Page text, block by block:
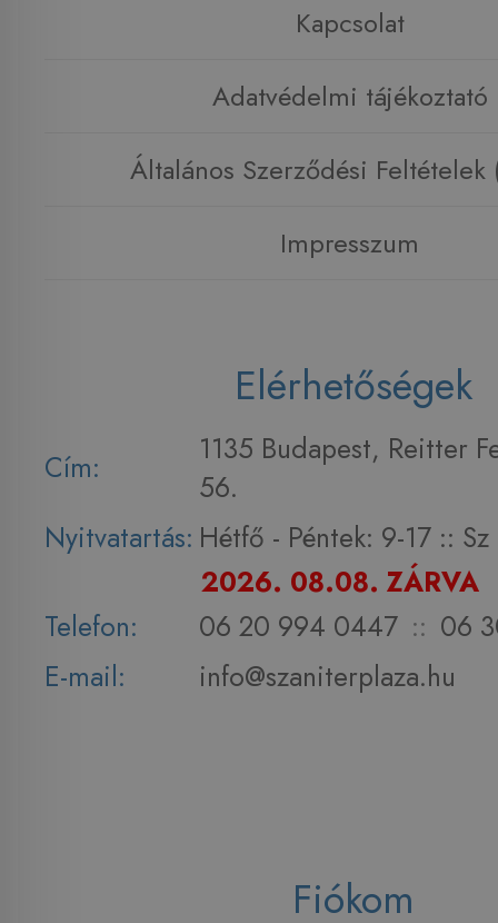
Kapcsolat
Adatvédelmi tájékoztató
Általános Szerződési Feltételek
Impresszum
Elérhetőségek
Cím:
1135 Budapest, Reitter
56.
Nyitvatartás: Hétfő - Péntek: 9-17 :: Sz
2026. 08.08. ZÁRVA
Telefon:
06 20 994 0447 :: 06
E-mail:
info@szaniterplaza.hu
Fiókom